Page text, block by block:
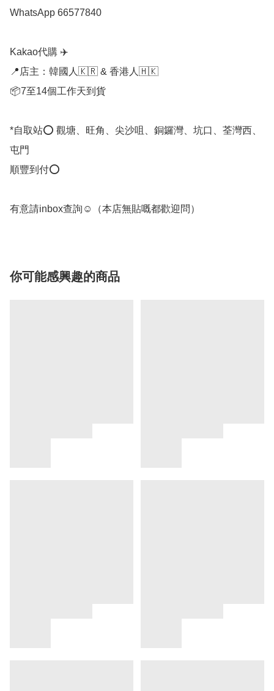
WhatsApp 66577840
Kakao代購 ✈️
📍店主：韓國人🇰🇷 & 香港人🇭🇰
📦7至14個工作天到貨
*自取站⭕ 觀塘、旺角、尖沙咀、銅鑼灣、坑口、荃灣西、
屯門
順豐到付⭕
有意請inbox查詢☺️（本店無貼嘅都歡迎問） 
你可能感興趣的商品